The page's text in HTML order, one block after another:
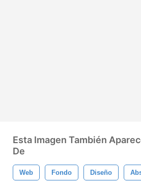
Esta Imagen También
De
Web Fondo Diseño